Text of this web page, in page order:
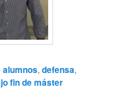
alumnos,defensa,
fin de máster